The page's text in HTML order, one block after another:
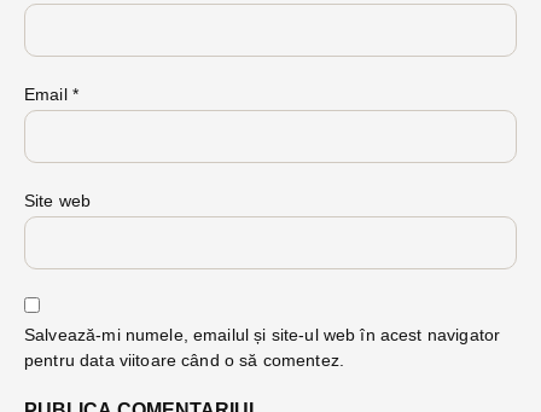
Email *
Site web
Salvează-mi numele, emailul și site-ul web în acest navigator
pentru data viitoare când o să comentez.